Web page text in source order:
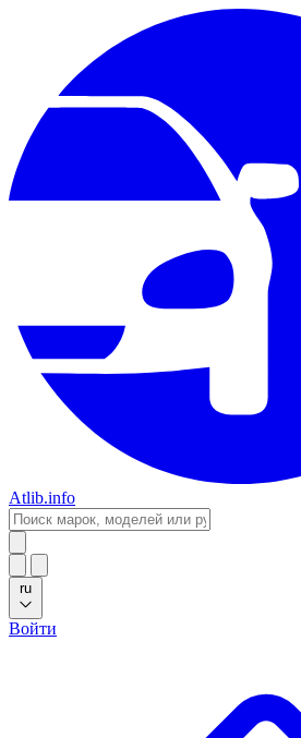
Atlib.info
ru
Войти